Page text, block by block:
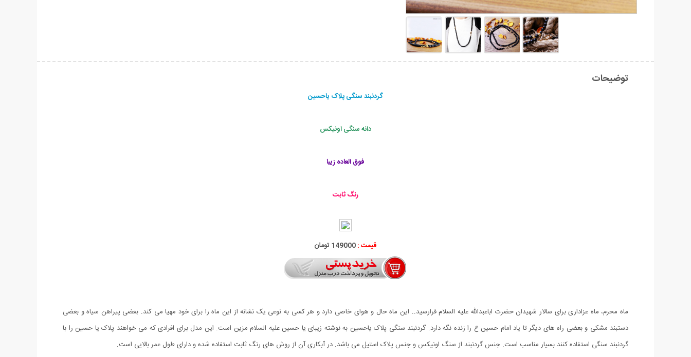
توضیحات
گردنبند سنگی پلاک یاحسین
دانه سنگی اونیکس
فوق العاده زیبا
رنگ ثابت
قیمت :149000 تومان
ماه محرم، ماه عزاداری برای سالار شهیدان حضرت اباعبدالله علیه السلام فرارسید.. این ماه حال و هوای خاصی دارد و هر کسی به نوعی یک نشانه از این ماه را برای خود مهیا می کند. بعضی پیراهن سیاه و بعضی
دستبند مشکی و بعضی راه های دیگر تا یاد امام حسین ع را زنده نگه دارد. گردنبند سنگی پلاک یاحسین به نوشته زیبای یا حسین علیه السلام مزین است. این مدل برای افرادی که می خواهند پلاک یا حسین را با
گردنبند سنگی استفاده کنند بسیار مناسب است. جنس گردنبند از سنگ اونیکس و جنس پلاک استیل می باشد. در آبکاری آن از روش های رنگ ثابت استفاده شده و دارای طول عمر بالایی است.